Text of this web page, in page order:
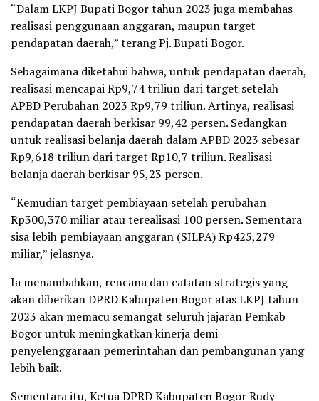
“Dalam LKPJ Bupati Bogor tahun 2023 juga membahas
realisasi penggunaan anggaran, maupun target
pendapatan daerah,” terang Pj. Bupati Bogor.
Sebagaimana diketahui bahwa, untuk pendapatan daerah,
realisasi mencapai Rp9,74 triliun dari target setelah
APBD Perubahan 2023 Rp9,79 triliun. Artinya, realisasi
pendapatan daerah berkisar 99,42 persen. Sedangkan
untuk realisasi belanja daerah dalam APBD 2023 sebesar
Rp9,618 triliun dari target Rp10,7 triliun. Realisasi
belanja daerah berkisar 95,23 persen.
“Kemudian target pembiayaan setelah perubahan
Rp300,370 miliar atau terealisasi 100 persen. Sementara
sisa lebih pembiayaan anggaran (SILPA) Rp425,279
miliar,” jelasnya.
Ia menambahkan, rencana dan catatan strategis yang
akan diberikan DPRD Kabupaten Bogor atas LKPJ tahun
2023 akan memacu semangat seluruh jajaran Pemkab
Bogor untuk meningkatkan kinerja demi
penyelenggaraan pemerintahan dan pembangunan yang
lebih baik.
Sementara itu, Ketua DPRD Kabupaten Bogor Rudy